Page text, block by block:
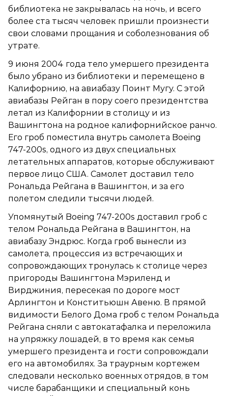
библиотека не закрывалась на ночь, и всего
более ста тысяч человек пришли произнести
свои словами прощания и соболезнования об
утрате.
9 июня 2004 года тело умершего президента
было убрано из библиотеки и перемещено в
Калифорнию, на авиабазу Поинт Мугу. С этой
авиабазы Рейган в пору соего президентства
летал из Калифорнии в столицу и из
Вашингтона на родное калифорнийское ранчо.
Его гроб поместила внутрь самолета Boeing
747-200s, одного из двух специальных
летательных аппаратов, которые обслуживают
первое лицо США. Самолет доставил тело
Рональда Рейгана в Вашингтон, и за его
полетом следили тысячи людей.
Упомянутый Boeing 747-200s доставил гроб с
телом Рональда Рейгана в Вашингтон, на
авиабазу Эндрюс. Когда гроб вынесли из
самолета, процессия из встречающих и
сопровождающих тронулась к столице через
пригороды Вашингтона Мэриленд и
Вирджиния, пересекая по дороге мост
Арлингтон и Конститьюшн Авеню. В прямой
видимости Белого Дома гроб с телом Рональда
Рейгана сняли с автокатафалка и переложила
на упряжку лошадей, в то время как семья
умершего президента и гости сопровождали
его на автомобилях. За траурным кортежем
следовали несколько военных отрядов, в том
числе барабанщики и специальный конь